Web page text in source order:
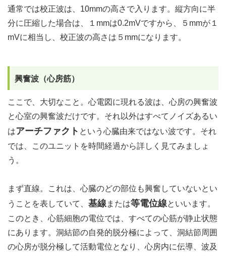
通常では校正波は、10mmの高さで入ります。縦方向に半
分に圧縮した場合は、１mmは0.2mVですから、５mmが１
mVに相当し、校正波の高さは５mmになります。
興奮波（心房筋）
ここで、大切なこと。心電図に現れる波は、心房の興奮波
と心室の興奮波だけです。それ以外はすべてノイズあるい
はアーチファクト という心臓由来ではない波です。それ
では、このユニットを時間経過から詳しく見てみましょ
う。
まず直線。これは、心臓のどの部位も興奮していないとい
うことを表していて、 基線または等電位線といいます。
このとき、心筋細胞の電位では、すべての心筋が静止状態
にあります。洞結節の自発的脱分極によって、洞結節周囲
の心房が脱分極して活動電位となり、心房内に伝導、波及